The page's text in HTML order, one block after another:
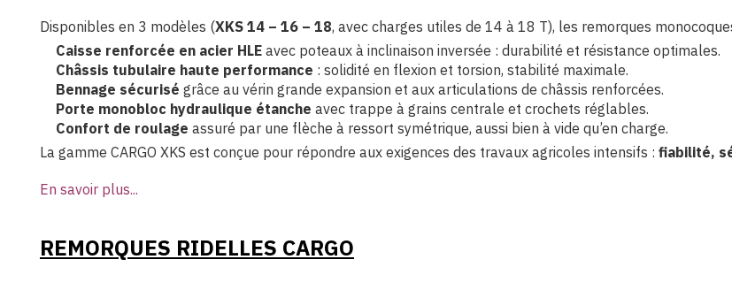
Disponibles en 3 modèles (XKS 14 – 16 – 18, avec charges utiles de 14 à 18 T), les remorques
Caisse renforcée en acier HLE avec poteaux à inclinaison inversée : durabilité et résistance optimales.
Châssis tubulaire haute performance : solidité en flexion et torsion, stabilité maximale.
Bennage sécurisé grâce au vérin grande expansion et aux articulations de châssis renforcées.
Porte monobloc hydraulique étanche avec trappe à grains centrale et crochets réglables.
Confort de roulage assuré par une flèche à ressort symétrique, aussi bien à vide qu’en charge.
La gamme CARGO XKS est conçue pour répondre aux exigences des travaux agricoles intensifs : fiabilité,
En savoir plus...
REMORQUES RIDELLES CARGO